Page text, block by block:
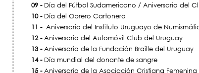
09 -Día del Fútbol Sudamericano / Aniversario del
10 -Día del Obrero Cartonero
11 - Aniversario del Instituto Uruguayo de
12 -Aniversario del Automóvil Club del Uruguay
13 -Aniversario de la Fundación Braille del Uruguay
14 -Día mundial del donante de sangre
15 -Aniversario de la Asociación Cristiana